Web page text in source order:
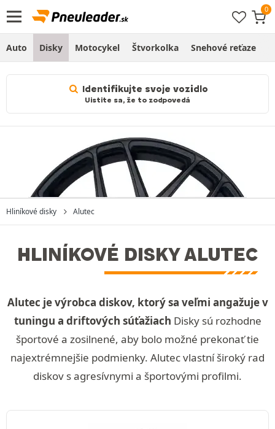
Auto Disky Motocykel Štvorkolka Snehové reťaze
Identifikujte svoje vozidlo
Uistite sa, že to zodpovedá
Hliníkové disky Alutec
HLINÍKOVÉ DISKY ALUTEC
Alutec je výrobca diskov, ktorý sa veľmi angažuje v
tuningu a driftových súťažiach Disky sú rozhodne
športové a zosilnené, aby bolo možné prekonať tie
najextrémnejšie podmienky. Alutec vlastní široký rad
diskov s agresívnymi a športovými profilmi.